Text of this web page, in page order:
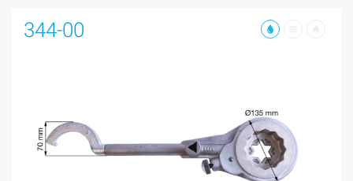
344-00